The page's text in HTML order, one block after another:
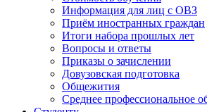
Информация для лиц с ОВЗ
Приём иностранных граждан
Итоги набора прошлых лет
Вопросы и ответы
Приказы о зачислении
Довузовская подготовка
Общежития
Среднее профессиональное